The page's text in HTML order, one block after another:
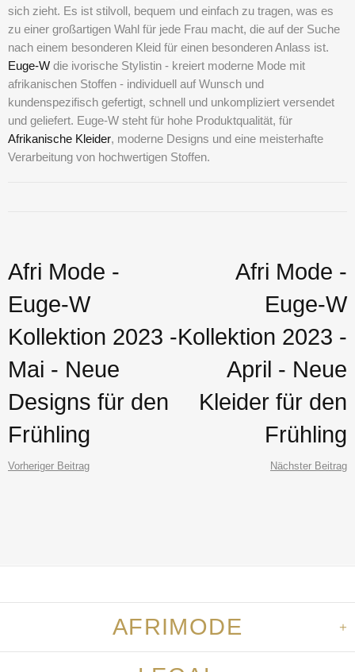
sich zieht. Es ist stilvoll, bequem und einfach zu tragen, was es
zu einer großartigen Wahl für jede Frau macht, die auf der Suche
nach einem besonderen Kleid für einen besonderen Anlass ist.
Euge-W die ivorische Stylistin - kreiert moderne Mode mit
afrikanischen Stoffen - individuell auf Wunsch und
kundenspezifisch gefertigt, schnell und unkompliziert versendet
und geliefert. Euge-W steht für hohe Produktqualität, für
Afrikanische Kleider, moderne Designs und eine meisterhafte
Verarbeitung von hochwertigen Stoffen.
Afri Mode -
Euge-W
Kollektion 2023 -
Mai - Neue
Designs für den
Frühling
Vorheriger Beitrag
Afri Mode -
Euge-W
Kollektion 2023 -
April - Neue
Kleider für den
Frühling
Nächster Beitrag
AFRIMODE